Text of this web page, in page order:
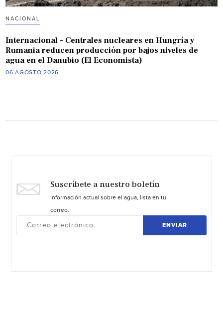
NACIONAL
Internacional – Centrales nucleares en Hungría y
Rumania reducen producción por bajos niveles de
agua en el Danubio (El Economista)
06 AGOSTO 2026
Suscríbete a nuestro boletín
Información actual sobre el agua, lista en tu
correo.
ENVIAR